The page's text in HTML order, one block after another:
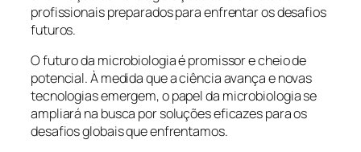
profissionais preparados para enfrentar os desafios
futuros.
O futuro da microbiologia é promissor e cheio de
potencial. À medida que a ciência avança e novas
tecnologias emergem, o papel da microbiologia se
ampliará na busca por soluções eficazes para os
desafios globais que enfrentamos.